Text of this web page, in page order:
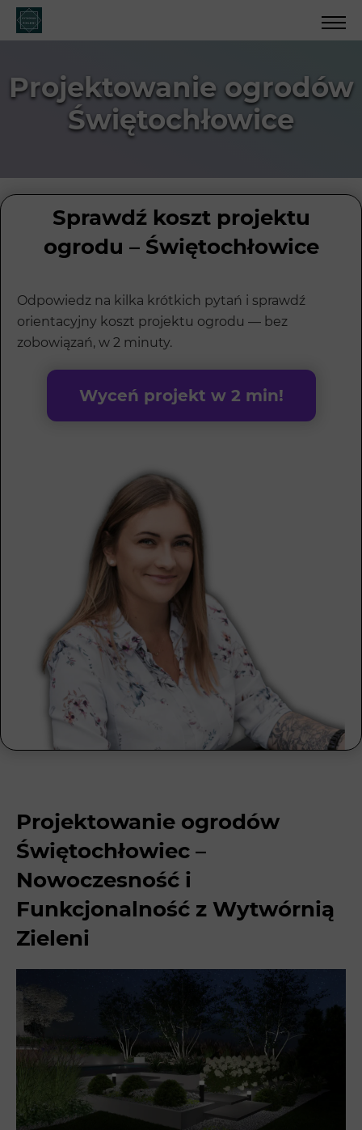
Projektowanie ogrodów
Świętochłowice
Sprawdź koszt projektu
ogrodu – Świętochłowice
Odpowiedz na kilka krótkich pytań i sprawdź
orientacyjny koszt projektu ogrodu — bez
zobowiązań, w 2 minuty.
Wyceń projekt w 2 min!
Projektowanie ogrodów
Świętochłowiec –
Nowoczesność i
Funkcjonalność z Wytwórnią
Zieleni